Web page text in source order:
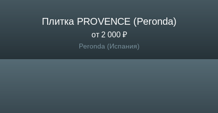
Плитка PROVENCE (Peronda)
от 2 000 ₽
Peronda (Испания)